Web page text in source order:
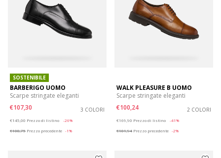
SOSTENIBILE
BARBERIGO UOMO
Scarpe stringate eleganti
€107,30
3 COLORI
€145,00 Prezzo di listino
-26%
€108,75 Prezzo precedente -1%
WALK PLEASURE B UOMO
Scarpe stringate eleganti
€100,24
2 COLORI
€169,90 Prezzo di listino
-41%
€101,94 Prezzo precedente -2%